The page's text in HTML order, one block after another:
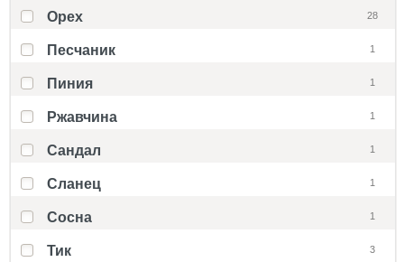
Орех 28
Песчаник 1
Пиния 1
Ржавчина 1
Сандал 1
Сланец 1
Сосна 1
Тик 3